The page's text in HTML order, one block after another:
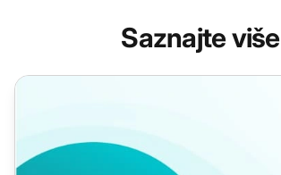
Saznajte više
Predlošci odbojnih pisama